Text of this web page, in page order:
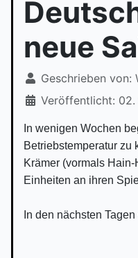
neue
Geschrieben von:
Veröffentlicht:
In wenigen Wochen
Betriebstemperatur zu
Krämer (vormals
Einheiten an ihren
In den nächsten